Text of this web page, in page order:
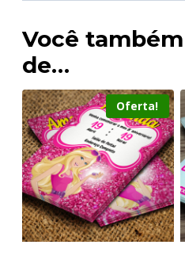
Você
de…
Oferta!